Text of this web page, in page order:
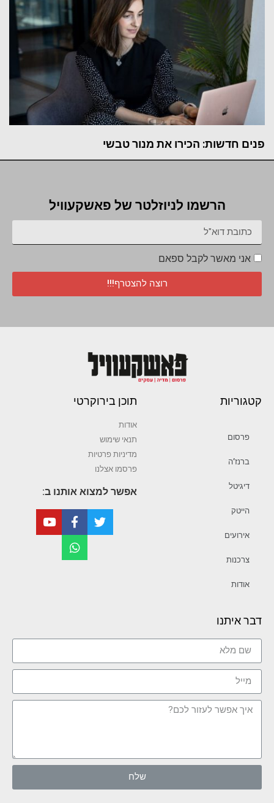
פנים חדשות: הכירו את מנור טבשי
הרשמו לניוזלטר של פאשקעוויל
אני מאשר לקבל ספאם
רוצה להצטרף!!!
קטגוריות
פרסום
ברנז’ה
דיגיטל
הייטק
אירועים
צרכנות
אודות
תוכן בירוקרטי
אודות
תנאי שימוש
מדיניות פרטיות
פרסמו אצלנו
אפשר למצוא אותנו ב:
דבר איתנו
שלח